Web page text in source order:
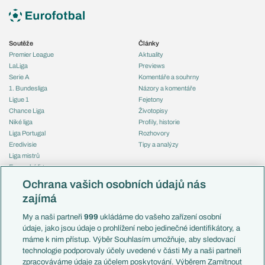
Soutěže
Premier League
LaLiga
Serie A
1. Bundesliga
Ligue 1
Chance Liga
Niké liga
Liga Portugal
Eredivisie
Liga mistrů
Evropská liga
Mistrovství světa
Liga národů
Témata
Představení týmů MS
EuroSkauting
PL v kostce
Články
Aktuality
Previews
Komentáře a souhrny
Názory a komentáře
Fejetony
Životopisy
Profily, historie
Rozhovory
Tipy a analýzy
Česko
Francie
Itálie
Německo
Španělsko
Argentina
Ochrana vašich osobních údajů nás
zajímá
My a naši partneři999 ukládáme do vašeho zařízení osobní
údaje, jako jsou údaje o prohlížení nebo jedinečné identifikátory, a
máme k nim přístup. Výběr Souhlasím umožňuje, aby sledovací
technologie podporovaly účely uvedené v části My a naši partneři
zpracováváme údaje za účelem poskytování. Výběrem Zamítnout